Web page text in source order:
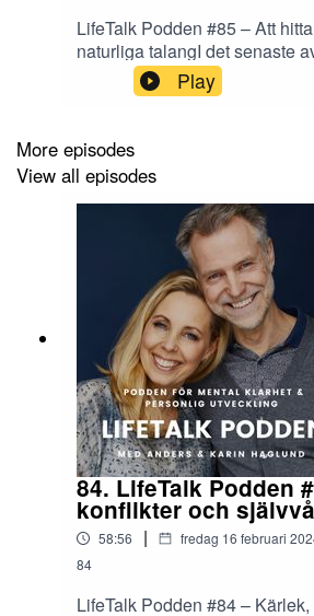
LifeTalk Podden #85 – Att
naturliga talangI det senaste
LIFETALK PODDEN svarar vi
bryta sig ur karriärens
den för hälsan så viktiga
vända trenden med ökande
grund av psykisk ohälsa. Ännu
avsnitt med andra ord så in och
Play
More episodes
View all episodes
84. LifeTalk Podden
konflikter och
58:56 | fredag 16 februari
84
LifeTalk Podden #84 –